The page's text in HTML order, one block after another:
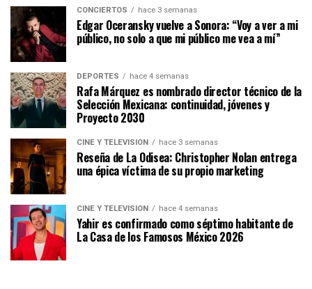
CONCIERTOS hace 3 semanas
Edgar Oceransky vuelve a Sonora: “Voy a ver a mi
público, no solo a que mi público me vea a mí”
DEPORTES hace 4 semanas
Rafa Márquez es nombrado director técnico de la
Selección Mexicana: continuidad, jóvenes y
Proyecto 2030
CINE Y TELEVISIÓN hace 3 semanas
Reseña de La Odisea: Christopher Nolan entrega
una épica víctima de su propio marketing
CINE Y TELEVISIÓN hace 4 semanas
Yahir es confirmado como séptimo habitante de
La Casa de los Famosos México 2026